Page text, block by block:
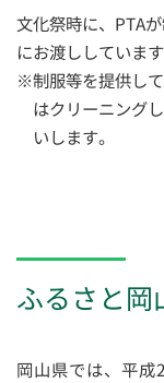
文化祭時に、PTA
にお渡ししています
※制服等を提供し
はクリーニング
いします。
ふるさと岡
岡山県では、平成